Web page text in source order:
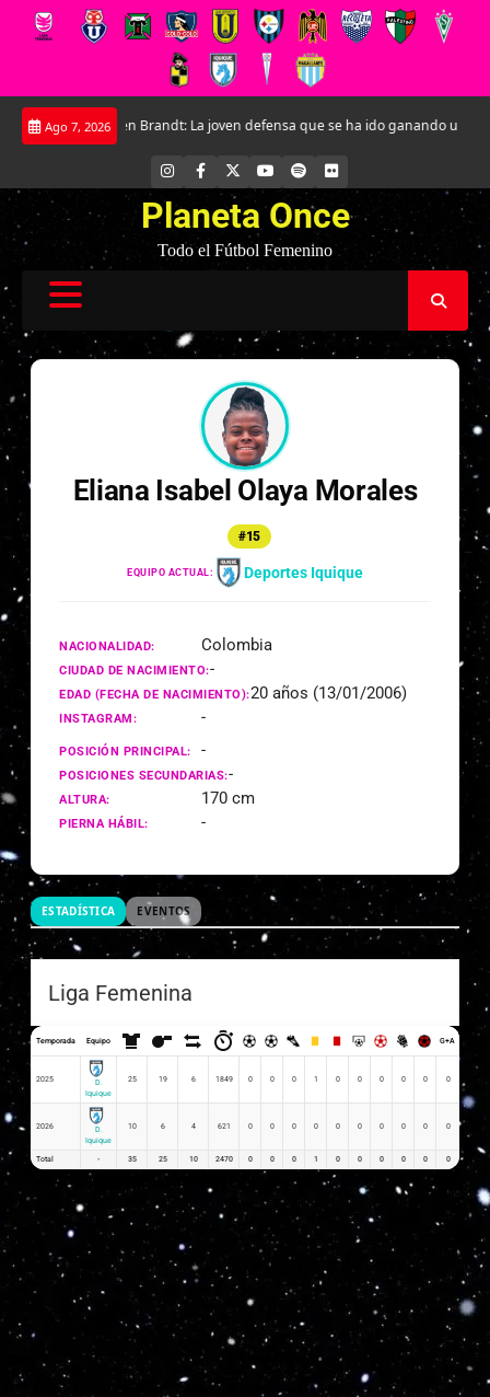
Saltar
Ago 7, 2026
Kathleen Brandt: La joven defensa que se ha ido ganando un
INSTAGRAM
FACEBOOK YOUTUBE
SPOTIFYFLICKR
Planeta Once
Todo el Fútbol Femenino
Eliana Isabel Olaya Morales
#15
EQUIPO ACTUAL: Deportes Iquique
NACIONALIDAD: Colombia
CIUDAD DE NACIMIENTO:-
EDAD (FECHA DE NACIMIENTO):20 años (13/01/2006)
INSTAGRAM: -
POSICIÓN PRINCIPAL: -
POSICIONES SECUNDARIAS:-
ALTURA: 170 cm
PIERNA HÁBIL: -
ESTADÍSTICA EVENTOS
Liga Femenina
Temporada Equipo G+A
2025
D.
Iquique
25 19 6 1849 0 0 0 1 0 0 0 0 0 0
2026
D.
Iquique
10 6 4 621 0 0 0 0 0 0 0 0 0 0
Total - 35 25 10 2470 0 0 0 1 0 0 0 0 0 0 0